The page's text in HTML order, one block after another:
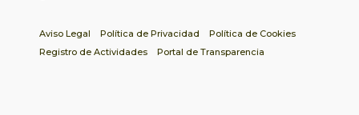
Aviso Legal Política de Privacidad
Política de Cookies
Registro de Actividades
Portal de Transparencia